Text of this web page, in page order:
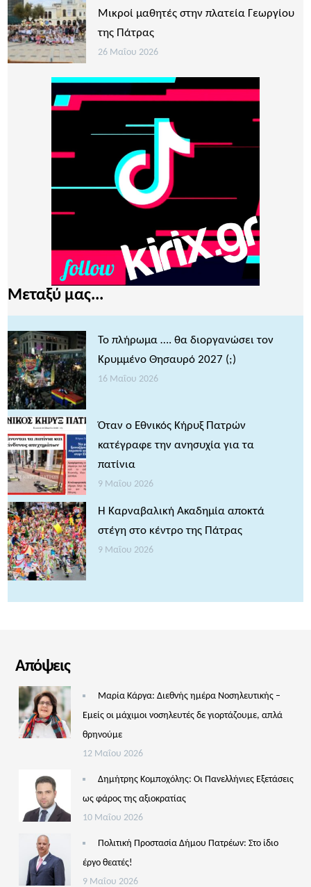
Μικροί μαθητές στην πλατεία Γεωργίου
της Πάτρας
26 Μαΐου 2026
Μεταξύ μας...
Το πλήρωμα …. θα διοργανώσει τον
Κρυμμένο Θησαυρό 2027 (;)
16 Μαΐου 2026
Όταν ο Εθνικός Κήρυξ Πατρών
κατέγραφε την ανησυχία για τα
πατίνια
9 Μαΐου 2026
Η Καρναβαλική Ακαδημία αποκτά
στέγη στο κέντρο της Πάτρας
9 Μαΐου 2026
Απόψεις
Μαρία Κάργα: Διεθνής ημέρα Νοσηλευτικής –
Εμείς οι μάχιμοι νοσηλευτές δε γιορτάζουμε, απλά
θρηνούμε
12 Μαΐου 2026
Δημήτρης Κομποχόλης: Οι Πανελλήνιες Εξετάσεις
ως φάρος της αξιοκρατίας
10 Μαΐου 2026
Πολιτική Προστασία Δήμου Πατρέων: Στο ίδιο
έργο θεατές!
9 Μαΐου 2026